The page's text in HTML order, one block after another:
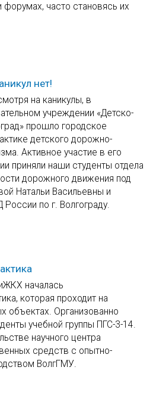
форумах, часто становясь их
нет!
на каникулы, в
учреждении «Детско-
прошло городское
детского дорожно-
Активное участие в его
приняли наши студенты отдела
дорожного движения под
Натальи Васильевны и
по г. Волгограду.
началась
которая проходит на
объектах. Организованно
учебной группы ПГС-3-14.
научного центра
средств с опытно-
ВолгГМУ.